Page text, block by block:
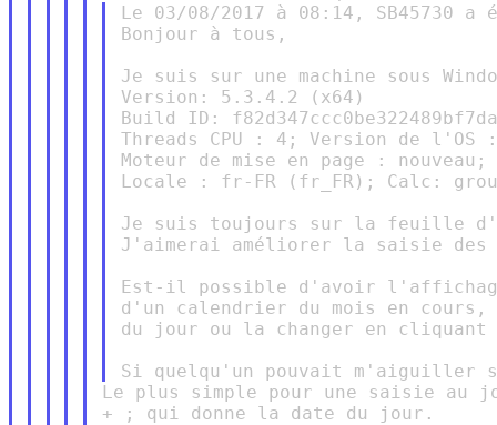
Le 03/08/2017 à 08:14, SB45730
Bonjour à tous,
Je suis sur une machine sous
Version: 5.3.4.2 (x64)
Build ID:
Threads CPU : 4; Version de l'OS
Moteur de mise en page : nouveau;
Locale : fr-FR (fr_FR); Calc:
Je suis toujours sur la feuille
J'aimerai améliorer la saisie des
Est-il possible d'avoir
d'un calendrier du mois en cours,
du jour ou la changer en
Le plus simple pour une saisie
+ ; qui donne la date du jour.